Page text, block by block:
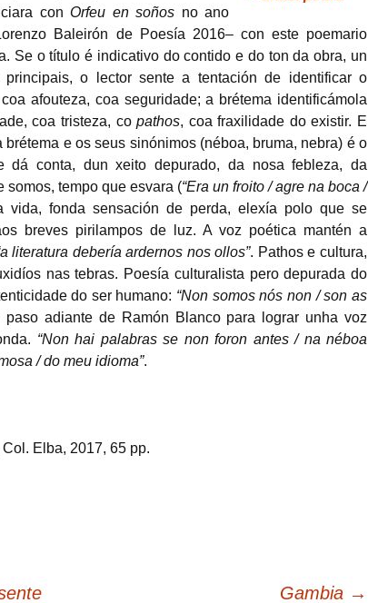
conOrfeu en soños no ano
Baleirón de Poesía 2016– con este poemario
Se o título é indicativo do contido e do ton da obra, un
principais, o lector sente a tentación de identificar o
afouteza, coa seguridade; a brétema identificámola
coa tristeza, copathos, coa fraxilidade do existir. E
e os seus sinónimos (néboa, bruma, nebra) é o
conta, dun xeito depurado, da nosa febleza, da
somos, tempo que esvara (“Era un froito / agre na boca /
vida, fonda sensación de perda, elexía polo que se
breves pirilampos de luz. A voz poética mantén a
literatura debería ardernos nos ollos”. Pathos e cultura,
nas tebras. Poesía culturalista pero depurada do
do ser humano: “Non somos nós non / son as
paso adiante de Ramón Blanco para lograr unha voz
“Non hai palabras se non foron antes / na néboa
/ do meu idioma”.
Elba, 2017, 65 pp.
Gambia →